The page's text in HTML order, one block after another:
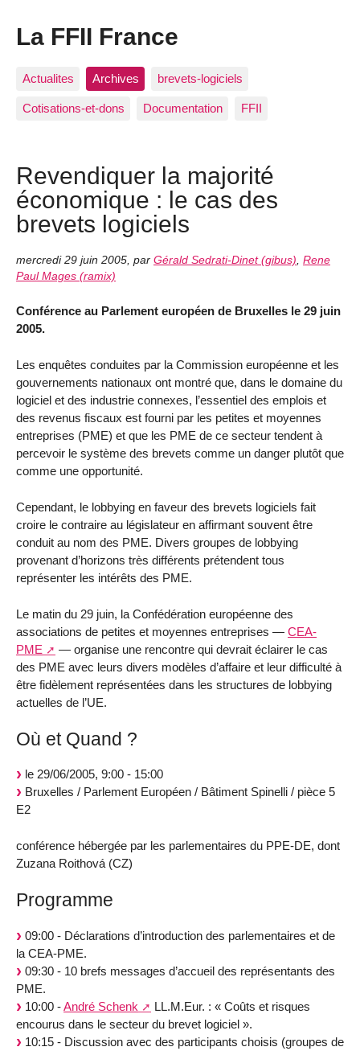
La FFII France
Actualites Archives brevets-logiciels
Cotisations-et-dons Documentation FFII
Revendiquer la majorité
économique : le cas des
brevets logiciels
mercredi 29 juin 2005 par Gérald Sedrati-Dinet (gibus) Rene
Paul Mages (ramix)
Conférence au Parlement européen de Bruxelles le 29 juin
2005.
Les enquêtes conduites par la Commission européenne et les
gouvernements nationaux ont montré que, dans le domaine du
logiciel et des industrie connexes, l’essentiel des emplois et
des revenus fiscaux est fourni par les petites et moyennes
entreprises (PME) et que les PME de ce secteur tendent à
percevoir le système des brevets comme un danger plutôt que
comme une opportunité.
Cependant, le lobbying en faveur des brevets logiciels fait
croire le contraire au législateur en affirmant souvent être
conduit au nom des PME. Divers groupes de lobbying
provenant d’horizons très différents prétendent tous
représenter les intérêts des PME.
Le matin du 29 juin, la Confédération européenne des
associations de petites et moyennes entreprises — CEA-
PME
— organise une rencontre qui devrait éclairer le cas
des PME avec leurs divers modèles d’affaire et leur difficulté à
être fidèlement représentées dans les structures de lobbying
actuelles de l’UE.
Où et Quand ?
le 29/06/2005, 9:00 - 15:00
Bruxelles / Parlement Européen / Bâtiment Spinelli / pièce 5
E2
conférence hébergée par les parlementaires du PPE-DE, dont
Zuzana Roithová (CZ)
Programme
09:00 - Déclarations d’introduction des parlementaires et de
la CEA-PME.
09:30 - 10 brefs messages d’accueil des représentants des
PME.
10:00 -André Schenk
LL.M.Eur. : « Coûts et risques
encourus dans le secteur du brevet logiciel ».
10:15 - Discussion avec des participants choisis (groupes de